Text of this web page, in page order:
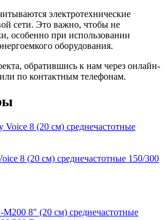
электротехнические
сети. Это важно, чтобы не
особенно при использовании
оборудования.
обратившись к нам через онлайн-
по контактным телефонам.
8 (20 см) среднечастотные 150/300